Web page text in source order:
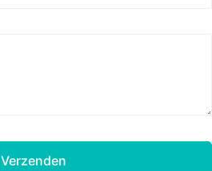
Verzenden